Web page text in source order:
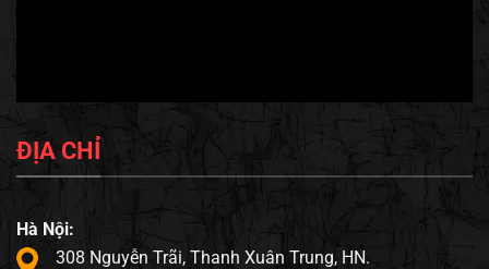
ĐỊA CHỈ
Hà Nội:
308 Nguyễn Trãi, Thanh Xuân Trung, HN.